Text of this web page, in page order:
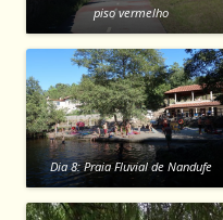
piso vermelho
Dia 8: Praia Fluvial de Nandufe